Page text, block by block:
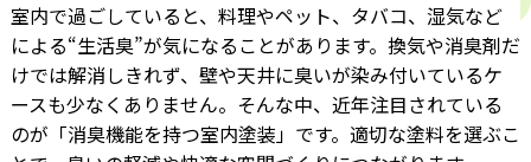
室内で過ごしていると、料理やペット、タバコ、湿気など
による“生活臭”が気になることがあります。換気や消臭剤だ
けでは解消しきれず、壁や天井に臭いが染み付いているケ
ースも少なくありません。そんな中、近年注目されている
のが「消臭機能を持つ室内塗装」です。適切な塗料を選ぶこ